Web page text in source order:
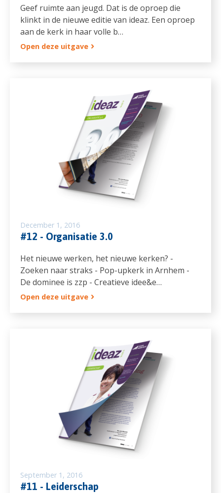
Geef ruimte aan jeugd. Dat is de oproep die
klinkt in de nieuwe editie van ideaz. Een oproep
aan de kerk in haar volle b…
Open deze uitgave
December 1, 2016
#12 - Organisatie 3.0
Het nieuwe werken, het nieuwe kerken? -
Zoeken naar straks - Pop-upkerk in Arnhem -
De dominee is zzp - Creatieve idee&e…
Open deze uitgave
September 1, 2016
#11 - Leiderschap